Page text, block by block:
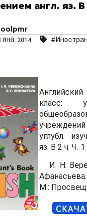
англ. яз. В
ЯНВ. 2014
класс:
углубл.
яз. В 2 ч. Ч. 1
И. Н.
М.: